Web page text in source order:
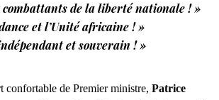
combattants de la liberté nationale ! »
et l’Unité africaine ! »
et souverain ! »
confortable de Premier ministre, Patrice